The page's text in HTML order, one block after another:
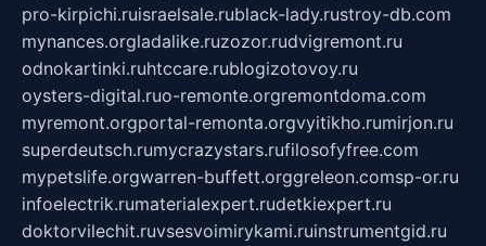
pro-kirpichi.ruisraelsale.rublack-lady.rustroy-db.com
mynances.orgladalike.ruzozor.rudvigremont.ru
odnokartinki.ruhtccare.rublogizotovoy.ru
oysters-digital.ruo-remonte.orgremontdoma.com
myremont.orgportal-remonta.orgvyitikho.rumirjon.ru
superdeutsch.rumycrazystars.rufilosofyfree.com
mypetslife.orgwarren-buffett.orggreleon.comsp-or.ru
infoelectrik.rumaterialexpert.rudetkiexpert.ru
doktorvilechit.ruvsesvoimirykami.ruinstrumentgid.ru